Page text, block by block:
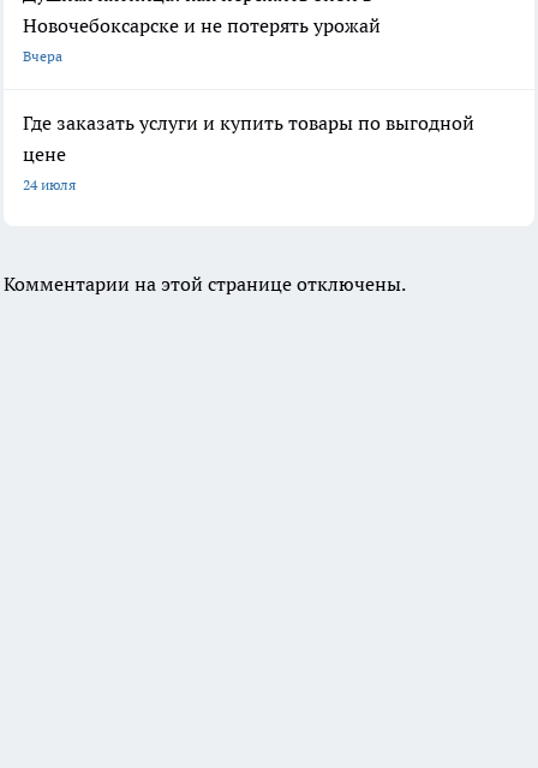
Новочебоксарске и не потерять урожай
Вчера
Где заказать услуги и купить товары по выгодной
цене
24 июля
Комментарии на этой странице отключены.